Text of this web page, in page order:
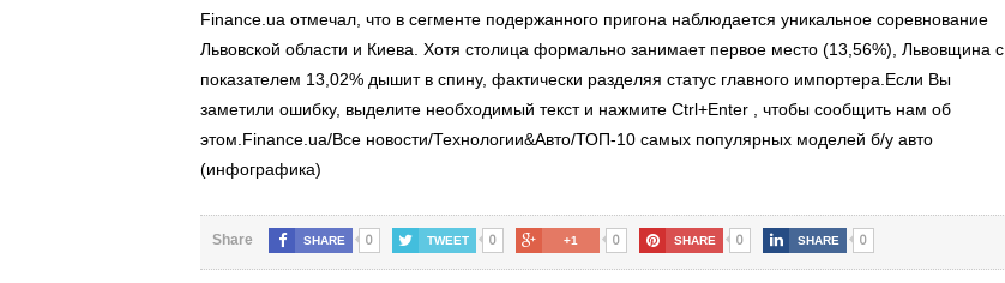
Finance.ua отмечал, что в сегменте подержанного пригона наблюдается уникальное соревнование
Львовской области и Киева. Хотя столица формально занимает первое место (13,56%), Львовщина с
показателем 13,02% дышит в спину, фактически разделяя статус главного импортера.Если Вы
заметили ошибку, выделите необходимый текст и нажмите Ctrl+Enter , чтобы сообщить нам об
этом.Finance.ua/Все новости/Технологии&Авто/ТОП-10 самых популярных моделей б/у авто
(инфографика)
Share SHARE 0 TWEET 0 +1 0 SHARE 0 SHARE 0